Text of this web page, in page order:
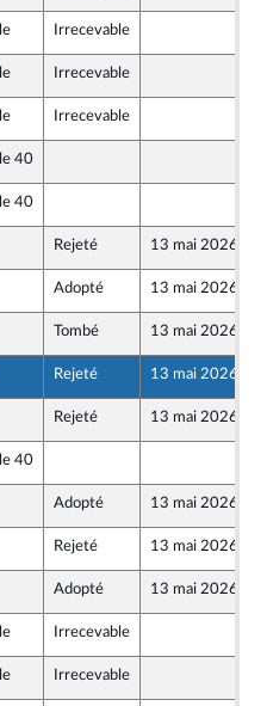
Irrecevable
Irrecevable
Irrecevable
40
40
Rejeté 13 mai 2026
Adopté 13 mai 2026
Tombé 13 mai 2026
Populaire
Rejeté 13 mai 2026
Populaire
Rejeté 13 mai 2026
40
Adopté 13 mai 2026
Populaire
Rejeté 13 mai 2026
Adopté 13 mai 2026
Irrecevable
Irrecevable